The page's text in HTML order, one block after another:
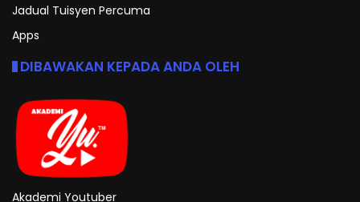
Jadual Tuisyen Percuma
Apps
DIBAWAKAN KEPADA ANDA OLEH
Akademi Youtuber